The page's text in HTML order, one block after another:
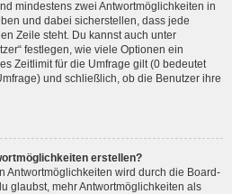
mindestens zwei Antwortmöglichkeiten in
und dabei sicherstellen, dass jede
Zeile steht. Du kannst auch unter
festlegen, wie viele Optionen ein
Zeitlimit für die Umfrage gilt (0 bedeutet
und schließlich, ob die Benutzer ihre
erstellen?
Antwortmöglichkeiten wird durch die Board-
glaubst, mehr Antwortmöglichkeiten als